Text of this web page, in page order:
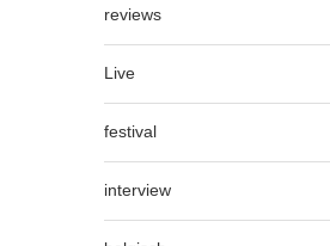
reviews
Live
festival
interview